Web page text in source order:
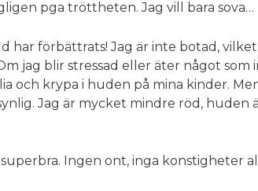
pga tröttheten. Jag vill bara sova…
har förbättrats! Jag är inte botad,
jag blir stressad eller äter något som
och krypa i huden på mina kinder.
Jag är mycket mindre röd, huden
Ingen ont, inga konstigheter